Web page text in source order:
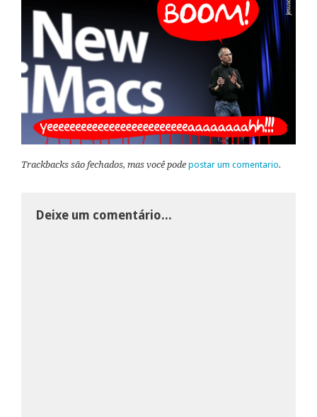
Trackbacks são fechados, mas você pode postar um comentario.
Deixe um comentário...